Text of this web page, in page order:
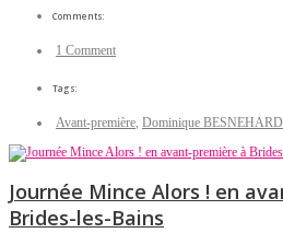
Comments:
1 Comment
Tags:
Avant-première Dominique BESNEHARD
Journée Mince Alors ! en
Brides-les-Bains